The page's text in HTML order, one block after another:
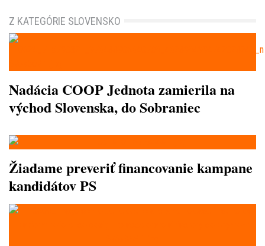
Z KATEGÓRIE SLOVENSKO
Nadácia COOP Jednota zamierila na
východ Slovenska, do Sobraniec
Žiadame preveriť financovanie kampane
kandidátov PS